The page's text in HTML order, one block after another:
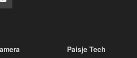
Paisje Tech